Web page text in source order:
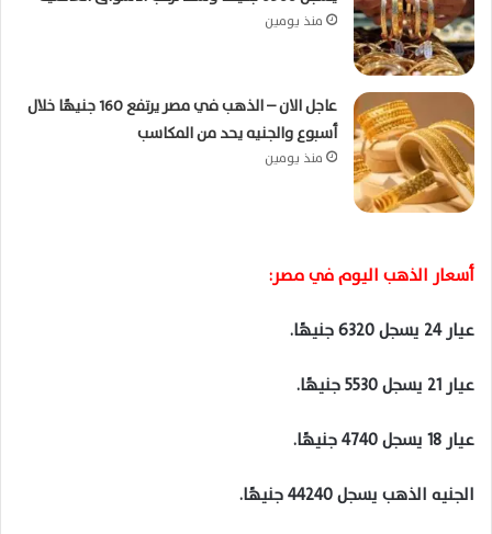
منذ يومين
عاجل الان – الذهب في مصر يرتفع 160 جنيهًا خلال
أسبوع والجنيه يحد من المكاسب
منذ يومين
أسعار الذهب اليوم في مصر:
عيار 24 يسجل 6320 جنيهًا.
عيار 21 يسجل 5530 جنيهًا.
عيار 18 يسجل 4740 جنيهًا.
الجنيه الذهب يسجل 44240 جنيهًا.